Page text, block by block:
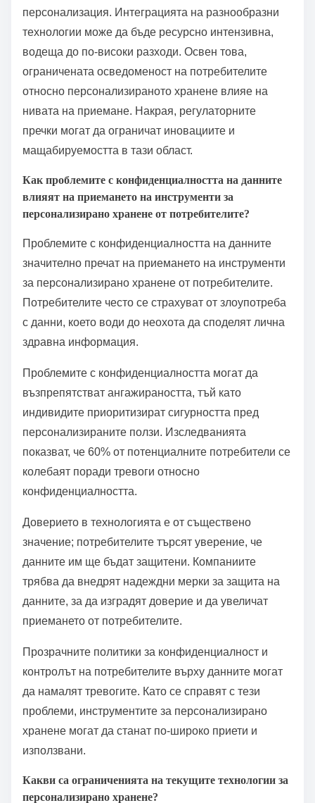
водеща до по-високи разходи. Освен това,
ограничената осведоменост на потребителите
относно персонализираното хранене влияе на
нивата на приемане. Накрая, регулаторните
пречки могат да ограничат иновациите и
мащабируемостта в тази област.
Как проблемите с конфиденциалността на данните
влияят на приемането на инструменти за
персонализирано хранене от потребителите?
Проблемите с конфиденциалността на данните
значително пречат на приемането на инструменти
за персонализирано хранене от потребителите.
Потребителите често се страхуват от злоупотреба
с данни, което води до неохота да споделят лична
здравна информация.
възпрепятстват ангажираността, тъй като
индивидите приоритизират сигурността пред
персонализираните ползи. Изследванията
показват, че 60% от потенциалните потребители се
колебаят поради тревоги относно
конфиденциалността.
Доверието в технологията е от съществено
значение; потребителите търсят уверение, че
данните им ще бъдат защитени. Компаниите
трябва да внедрят надеждни мерки за защита на
данните, за да изградят доверие и да увеличат
приемането от потребителите.
Прозрачните политики за конфиденциалност и
контролът на потребителите върху данните могат